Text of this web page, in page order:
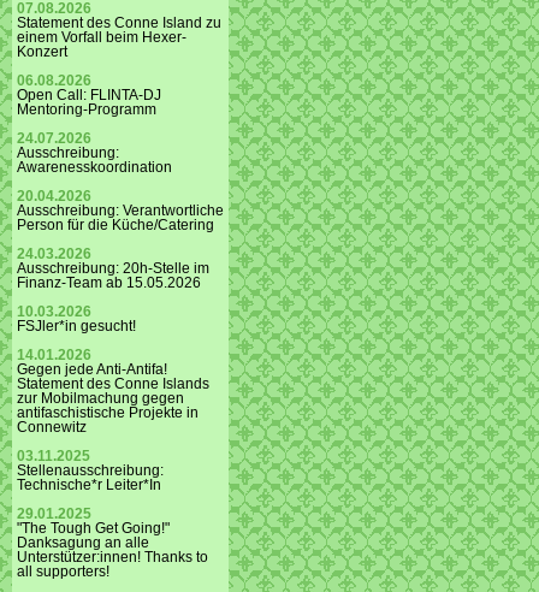
07.08.2026
Statement des Conne Island zu
einem Vorfall beim Hexer-
Konzert
06.08.2026
Open Call: FLINTA-DJ
Mentoring-Programm
24.07.2026
Ausschreibung:
Awarenesskoordination
20.04.2026
Ausschreibung: Verantwortliche
Person für die Küche/Catering
24.03.2026
Ausschreibung: 20h-Stelle im
Finanz-Team ab 15.05.2026
10.03.2026
FSJler*in gesucht!
14.01.2026
Gegen jede Anti-Antifa!
Statement des Conne Islands
zur Mobilmachung gegen
antifaschistische Projekte in
Connewitz
03.11.2025
Stellenausschreibung:
Technische*r Leiter*In
29.01.2025
"The Tough Get Going!"
Danksagung an alle
Unterstützer:innen! Thanks to
all supporters!